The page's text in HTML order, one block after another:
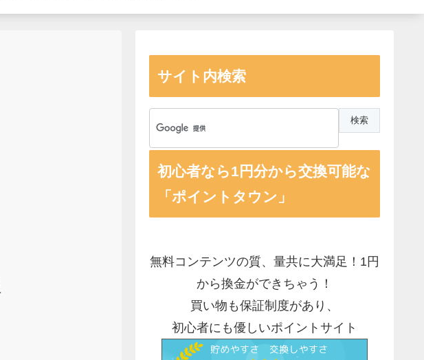
サイト内検索
初心者なら1円分から交換可能な
「ポイントタウン」
無料コンテンツの質、量共に大満足！1円
から換金ができちゃう！
買い物も保証制度があり、
初心者にも優しいポイントサイト